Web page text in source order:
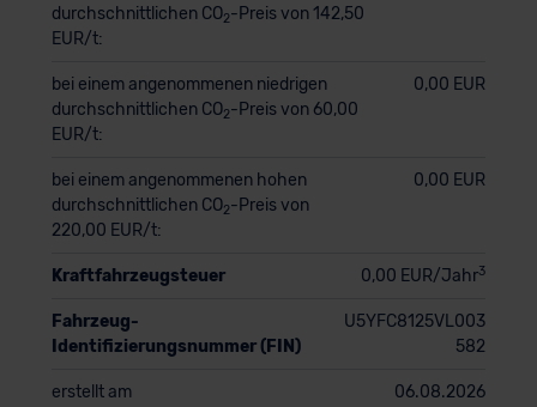
durchschnittlichen CO2-Preis von 142,50
EUR/t:
bei einem angenommenen niedrigen
durchschnittlichen CO2-Preis von 60,00
EUR/t:
0,00 EUR
bei einem angenommenen hohen
durchschnittlichen CO2-Preis von
220,00 EUR/t:
0,00 EUR
Kraftfahrzeugsteuer 0,00 EUR/Jahr3
Fahrzeug-
Identifizierungsnummer (FIN)
U5YFC8125VL003
582
erstellt am 06.08.2026